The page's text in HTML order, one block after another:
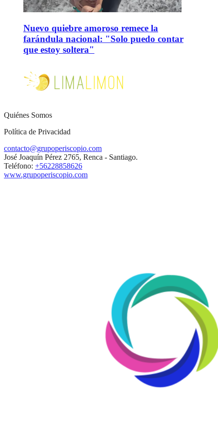
Nuevo quiebre amoroso remece la
farándula nacional: "Solo puedo contar
que estoy soltera"
Quiénes Somos
Política de Privacidad
contacto@grupoperiscopio.com
José Joaquín Pérez 2765, Renca - Santiago.
Teléfono: +56228858626
www.grupoperiscopio.com